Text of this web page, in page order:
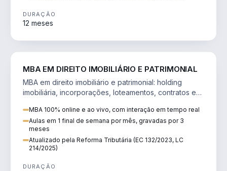
DURAÇÃO
12 meses
MBA EM DIREITO IMOBILIÁRIO E PATRIMONIAL
MBA em direito imobiliário e patrimonial: holding
imobiliária, incorporações, loteamentos, contratos e
MBA 100% online e ao vivo, com interação em tempo real
Aulas em 1 final de semana por mês, gravadas por 3
meses
Atualizado pela Reforma Tributária (EC 132/2023, LC
214/2025)
DURAÇÃO